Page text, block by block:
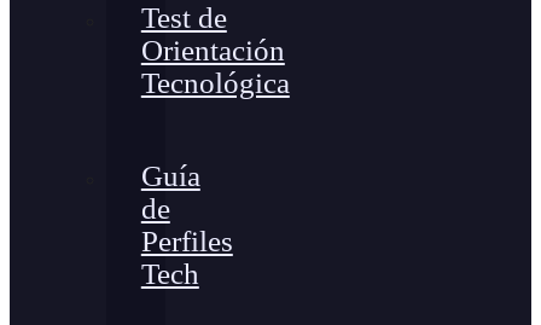
Test de
Orientación
Tecnológica
Guía
de
Perfiles
Tech